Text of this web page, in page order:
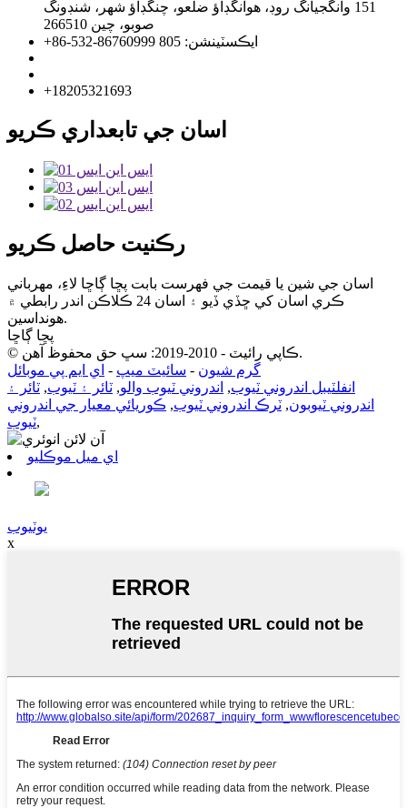
151 وانگجيانگ روڊ، هوانگڊاؤ ضلعو، چنگڊاؤ شهر، شنڊونگ
صوبو، چين 266510
+86-532-86760999 ايڪسٽينشن: 805
+18205321693
اسان جي تابعداري ڪريو
رڪنيت حاصل ڪريو
اسان جي شين يا قيمت جي فهرست بابت پڇا ڳاڇا لاءِ، مهرباني
ڪري اسان کي ڇڏي ڏيو ۽ اسان 24 ڪلاڪن اندر رابطي ۾
هونداسين.
پڇا ڳاڇا
© ڪاپي رائيٽ - 2010-2019: سڀ حق محفوظ آهن.
گرم شيون - سائيٽ ميپ - اي ايم پي موبائل
انفلٽيبل اندروني ٽيوب, اندروني ٽيوب والو, ٽائر ۽ ٽيوب, ٽائر ۽
اندروني ٽيوبون, ٽرڪ اندروني ٽيوب, ڪوريائي معيار جي اندروني
ٽيوب,
اي ميل موڪليو
يوٽيوب
x